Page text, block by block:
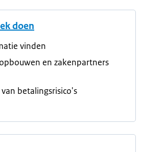
doen
vinden
en zakenpartners
betalingsrisico's